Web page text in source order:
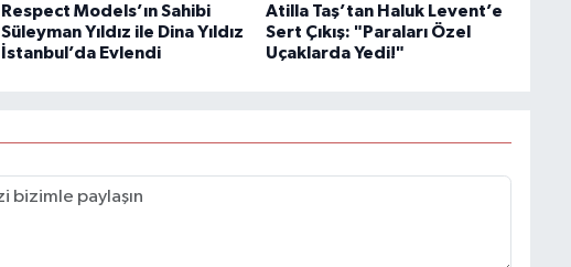
Respect Models’ın Sahibi
Süleyman Yıldız ile Dina Yıldız
İstanbul’da Evlendi
Atilla Taş’tan Haluk Levent’e
Sert Çıkış: "Paraları Özel
Uçaklarda Yedi!"